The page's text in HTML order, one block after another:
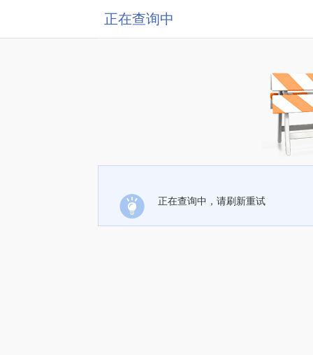
正在查询中
正在查询中，请刷新重试